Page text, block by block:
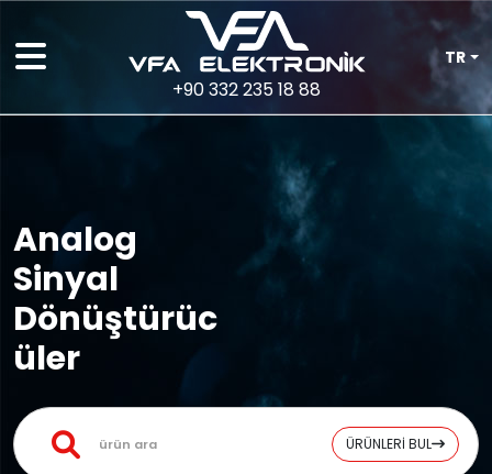
+90 332 235 18 88
TR
Analog
Sinyal
Dönüştürüc
üler
ÜRÜNLERİ BUL